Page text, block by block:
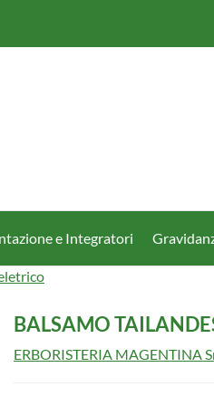
e Integratori
BALSAMO
ERBORISTERIA MAGENTINA